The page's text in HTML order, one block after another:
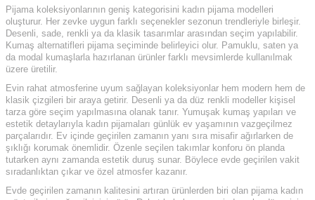
Pijama koleksiyonlarının geniş kategorisini kadın pijama modelleri
oluşturur. Her zevke uygun farklı seçenekler sezonun trendleriyle birleşir.
Desenli, sade, renkli ya da klasik tasarımlar arasından seçim yapılabilir.
Kumaş alternatifleri pijama seçiminde belirleyici olur. Pamuklu, saten ya
da modal kumaşlarla hazırlanan ürünler farklı mevsimlerde kullanılmak
üzere üretilir.
Evin rahat atmosferine uyum sağlayan koleksiyonlar hem modern hem de
klasik çizgileri bir araya getirir. Desenli ya da düz renkli modeller kişisel
tarza göre seçim yapılmasına olanak tanır. Yumuşak kumaş yapıları ve
estetik detaylarıyla kadın pijamaları günlük ev yaşamının vazgeçilmez
parçalarıdır. Ev içinde geçirilen zamanın yanı sıra misafir ağırlarken de
şıklığı korumak önemlidir. Özenle seçilen takımlar konforu ön planda
tutarken aynı zamanda estetik duruş sunar. Böylece evde geçirilen vakit
sıradanlıktan çıkar ve özel atmosfer kazanır.
Evde geçirilen zamanın kalitesini artıran ürünlerden biri olan pijama kadın